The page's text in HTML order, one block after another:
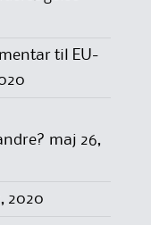
til EU-
maj 26,
2020